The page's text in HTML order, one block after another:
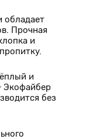
обладает
Прочная
и
и
Экофайбер
без